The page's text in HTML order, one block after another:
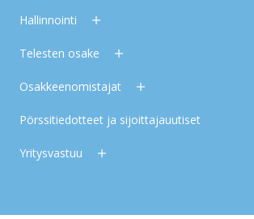
Hallinnointi
Telesten osake
Osakkeenomistajat
Pörssitiedotteet ja sijoittajauutiset
Yritysvastuu